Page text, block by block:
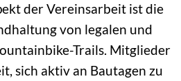
der Vereinsarbeit ist die
von legalen und
Trails. Mitglieder
sich aktiv an Bautagen zu